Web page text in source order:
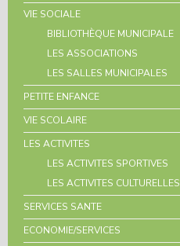
VIE SOCIALE
BIBLIOTHÈQUE MUNICIPALE
LES ASSOCIATIONS
LES SALLES MUNICIPALES
PETITE ENFANCE
VIE SCOLAIRE
LES ACTIVITES
LES ACTIVITES SPORTIVES
LES ACTIVITES CULTURELLES
SERVICES SANTE
ECONOMIE/SERVICES